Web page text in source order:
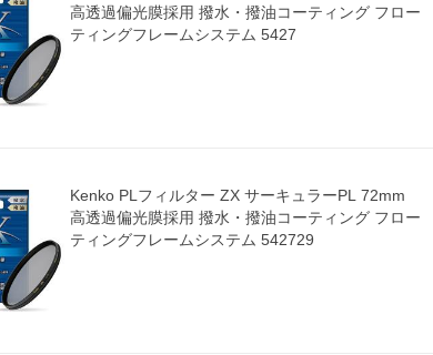
高透過偏光膜採用 撥水・撥油コーティング フロー
ティングフレームシステム 5427
Kenko PLフィルター ZX サーキュラーPL 72mm
高透過偏光膜採用 撥水・撥油コーティング フロー
ティングフレームシステム 542729